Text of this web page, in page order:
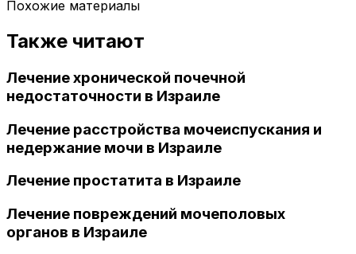
Похожие материалы
Также читают
Лечение хронической почечной
недостаточности в Израиле
Лечение расстройства мочеиспускания и
недержание мочи в Израиле
Лечение простатита в Израиле
Лечение повреждений мочеполовых
органов в Израиле